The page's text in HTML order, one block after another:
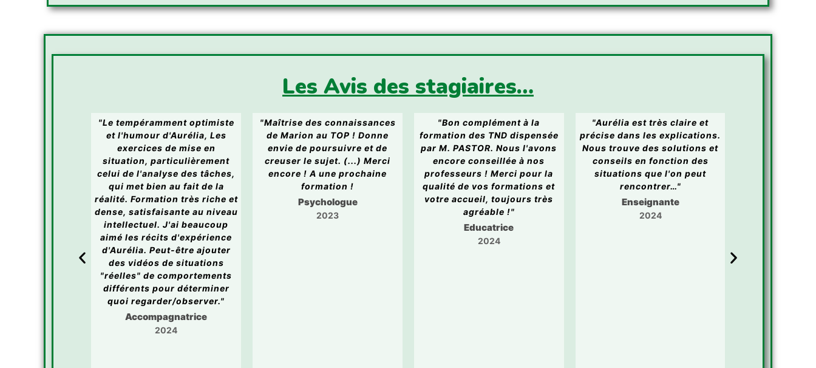
Les Avis des stagiaires…
"Le tempéramment optimiste
et l'humour d'Aurélia, Les
exercices de mise en
situation, particulièrement
celui de l'analyse des tâches,
qui met bien au fait de la
réalité. Formation très riche et
dense, satisfaisante au niveau
intellectuel. J'ai beaucoup
aimé les récits d'expérience
d'Aurélia. Peut-être ajouter
des vidéos de situations
"réelles" de comportements
différents pour déterminer
quoi regarder/observer."
Accompagnatrice
2024
"Maîtrise des connaissances
de Marion au TOP ! Donne
envie de poursuivre et de
creuser le sujet. (...) Merci
encore ! A une prochaine
formation !
Psychologue
2023
"Bon complément à la
formation des TND dispensée
par M. PASTOR. Nous l'avons
encore conseillée à nos
professeurs ! Merci pour la
qualité de vos formations et
votre accueil, toujours très
agréable !"
Educatrice
2024
"Aurélia est très claire et
précise dans les explications.
Nous trouve des solutions et
conseils en fonction des
situations que l'on peut
rencontrer…"
Enseignante
2024